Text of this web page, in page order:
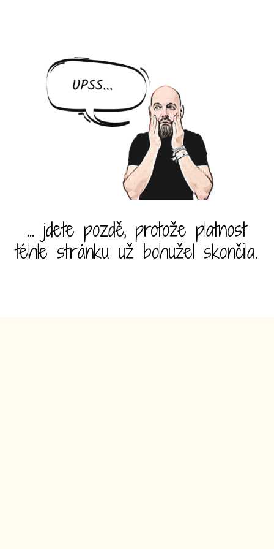
... jdete pozdě, protože platnost
téhle stránku už bohužel skončila.